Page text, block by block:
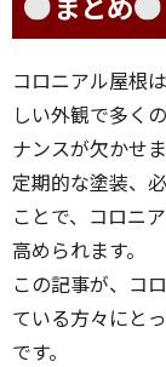
コロニアル屋根
しい外観で多く
ナンスが欠かせま
定期的な塗装、
ことで、コロニ
高められます。
この記事が、コ
ている方々にと
です。